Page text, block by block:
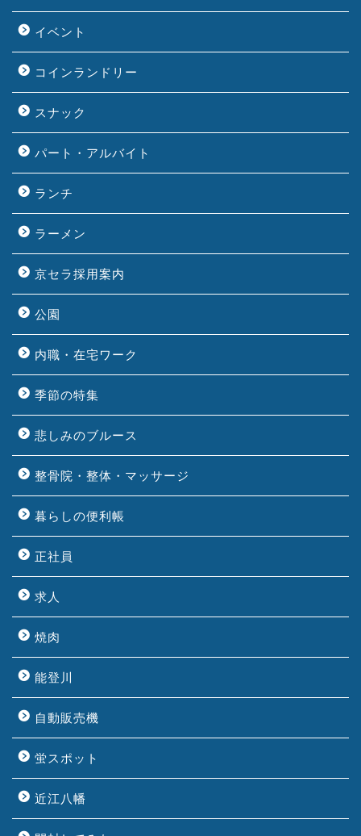
イベント
コインランドリー
スナック
パート・アルバイト
ランチ
ラーメン
京セラ採用案内
公園
内職・在宅ワーク
季節の特集
悲しみのブルース
整骨院・整体・マッサージ
暮らしの便利帳
正社員
求人
焼肉
能登川
自動販売機
蛍スポット
近江八幡